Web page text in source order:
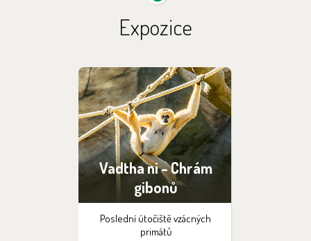
Expozice
Vadtha ni - Chrám
gibonů
Poslední útočiště vzácných
primátů